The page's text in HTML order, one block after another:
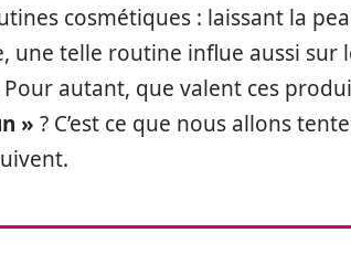
cosmétiques : laissant la
une telle routine influe aussi sur
autant, que valent ces
» ? C’est ce que nous allons